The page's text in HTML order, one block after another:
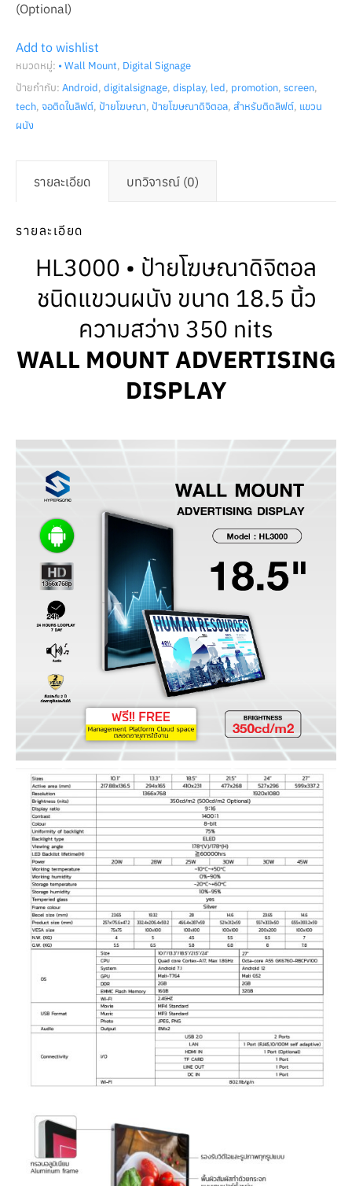
(Optional)
Add to wishlist
หมวดหมู่: • Wall Mount, Digital Signage
ป้ายกำกับ: Android, digitalsignage, display, led, promotion, screen,
tech, จอติดในลิฟต์, ป้ายโฆษณา, ป้ายโฆษณาดิจิตอล, สำหรับติดลิฟต์, แขวน
ผนัง
รายละเอียด บทวิจารณ์ (0)
รายละเอียด
HL3000 • ป้ายโฆษณาดิจิตอล
ชนิดแขวนผนัง ขนาด 18.5 นิ้ว
ความสว่าง 350 nits
WALL MOUNT ADVERTISING
DISPLAY